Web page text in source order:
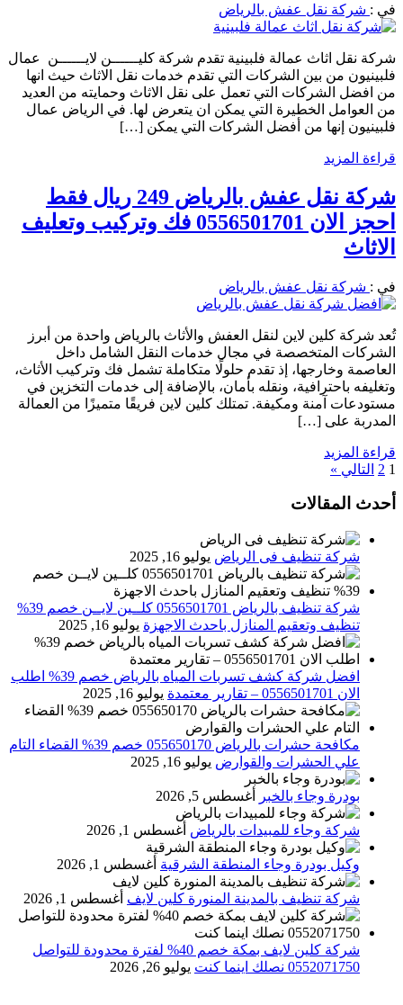
في : شركة نقل عفش بالرياض
شركة نقل اثاث عمالة فلبينية تقدم شركة كليــــــن لايــــــن عمال
فلبينيون من بين الشركات التي تقدم خدمات نقل الاثاث حيث انها
من افضل الشركات التي تعمل على نقل الاثاث وحمايته من العديد
من العوامل الخطيرة التي يمكن ان يتعرض لها. في الرياض عمال
فلبينيون إنها من أفضل الشركات التي يمكن […]
قراءة المزيد
شركة نقل عفش بالرياض 249 ريال فقط
احجز الان 0556501701 فك وتركيب وتعليف
الاثاث
في : شركة نقل عفش بالرياض
تُعد شركة كلين لاين لنقل العفش والأثاث بالرياض واحدة من أبرز
الشركات المتخصصة في مجال خدمات النقل الشامل داخل
العاصمة وخارجها، إذ تقدم حلولًا متكاملة تشمل فك وتركيب الأثاث،
وتغليفه باحترافية، ونقله بأمان، بالإضافة إلى خدمات التخزين في
مستودعات آمنة ومكيفة. تمتلك كلين لاين فريقًا متميزًا من العمالة
المدربة على […]
قراءة المزيد
1
2 التالي »
أحدث المقالات
شركة تنظيف فى الرياض يوليو 16, 2025
شركة تنظيف بالرياض 0556501701 كلــين لايــن خصم 39%
تنظيف وتعقيم المنازل باحدث الاجهزة يوليو 16, 2025
افضل شركة كشف تسربات المياه بالرياض خصم 39% اطلب
الان 0556501701‬‏ – تقارير معتمدة
يوليو 16, 2025
مكافحة حشرات بالرياض 055650170 خصم 39% القضاء التام
علي الحشرات والقوارض يوليو 16, 2025
بودرة وجاء بالخبر أغسطس 5, 2026
شركة وجاء للمبيدات بالرياض أغسطس 1, 2026
وكيل بودرة وجاء المنطقة الشرقية أغسطس 1, 2026
شركة تنظيف بالمدينة المنورة كلين لايف أغسطس 1, 2026
شركة كلين لايف بمكة خصم 40% لفترة محدودة للتواصل
0552071750 نصلك اينما كنت
يوليو 26, 2026